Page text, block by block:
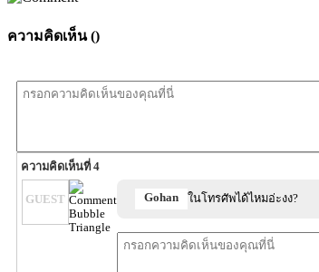
ความคิดเห็น ()
ความคิดเห็นที่ 4
GUEST Gohan ในโทรศัพได้ไหมอ่ะงง?